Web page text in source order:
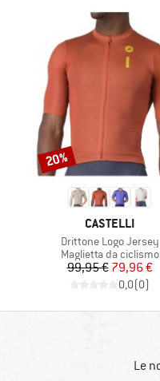
MARCHIO
CASTELLI
Articolo
Drittone Logo Jersey
Gruppo di prodotti
Maglietta da ciclismo
Prezzo
99,95 €Prezzo
79,96 €
0,0(0)
Sconto
20%
Le